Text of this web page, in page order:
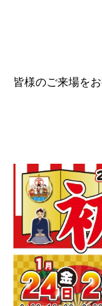
皆様のご来場を